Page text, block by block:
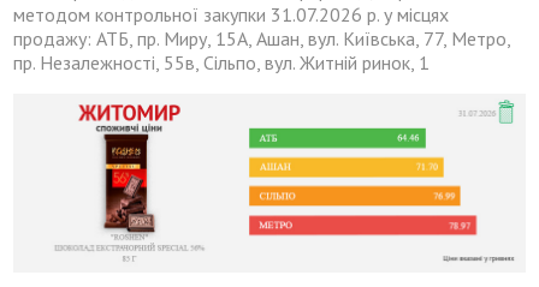
методом контрольної закупки 31.07.2026 р. у місцях
продажу: АТБ, пр. Миру, 15А, Ашан, вул. Київська, 77, Метро,
пр. Незалежності, 55в, Сільпо, вул. Житній ринок, 1